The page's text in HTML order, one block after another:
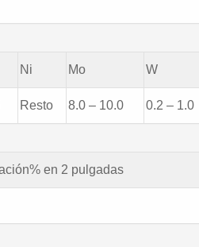
Ni Mo W
Resto 8.0 – 10.0 0.2 – 1.0
en 2 pulgadas